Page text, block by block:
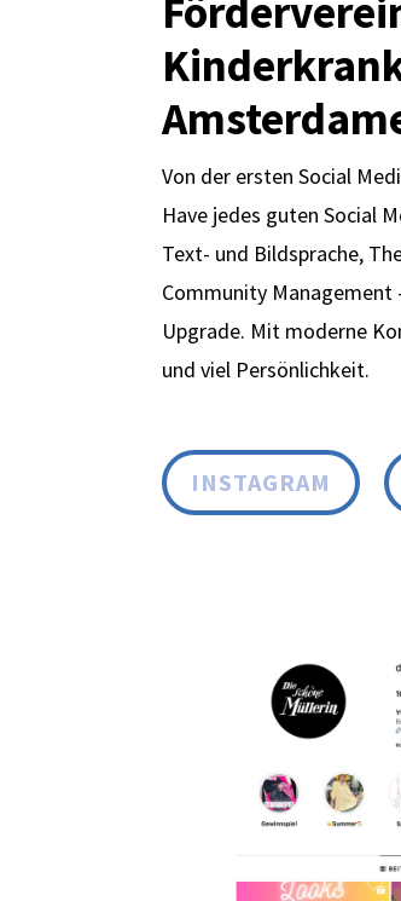
Von der erstenSocial
Have jedes guten Social
Text- und Bildsprache,
Community Management
Upgrade. Mit moderne
und viel Persönlichkeit.
INSTAGRAM